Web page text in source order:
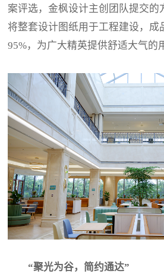
案评选，金枫设计主创团队提交的
将整套设计图纸用于工程建设，成
95%，为广大精英提供舒适大气的
“聚光为谷，简约通达”